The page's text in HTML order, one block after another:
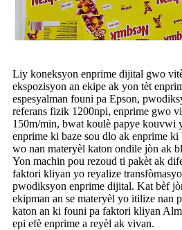
Liy koneksyon enprime dijital gwo
ekspozisyon an ekipe ak yon tèt
espesyalman founi pa Epson,
referans fizik 1200npi, enprime gwo
150m/min, bwat koulè papye kouvwi
enprime ki baze sou dlo ak enprime
wo nan materyèl katon ondile jòn ak
Yon machin pou rezoud ti pakèt ak
faktori kliyan yo reyalize
pwodiksyon enprime dijital. Kat bèf
ekipman an se materyèl yo itilize nan
katon an ki founi pa faktori kliyan
epi efè enprime a reyèl ak vivan.